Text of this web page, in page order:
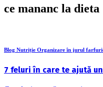
ce mananc la dieta
Blog Nutriție Organizare în jurul
7 feluri în care te ajută